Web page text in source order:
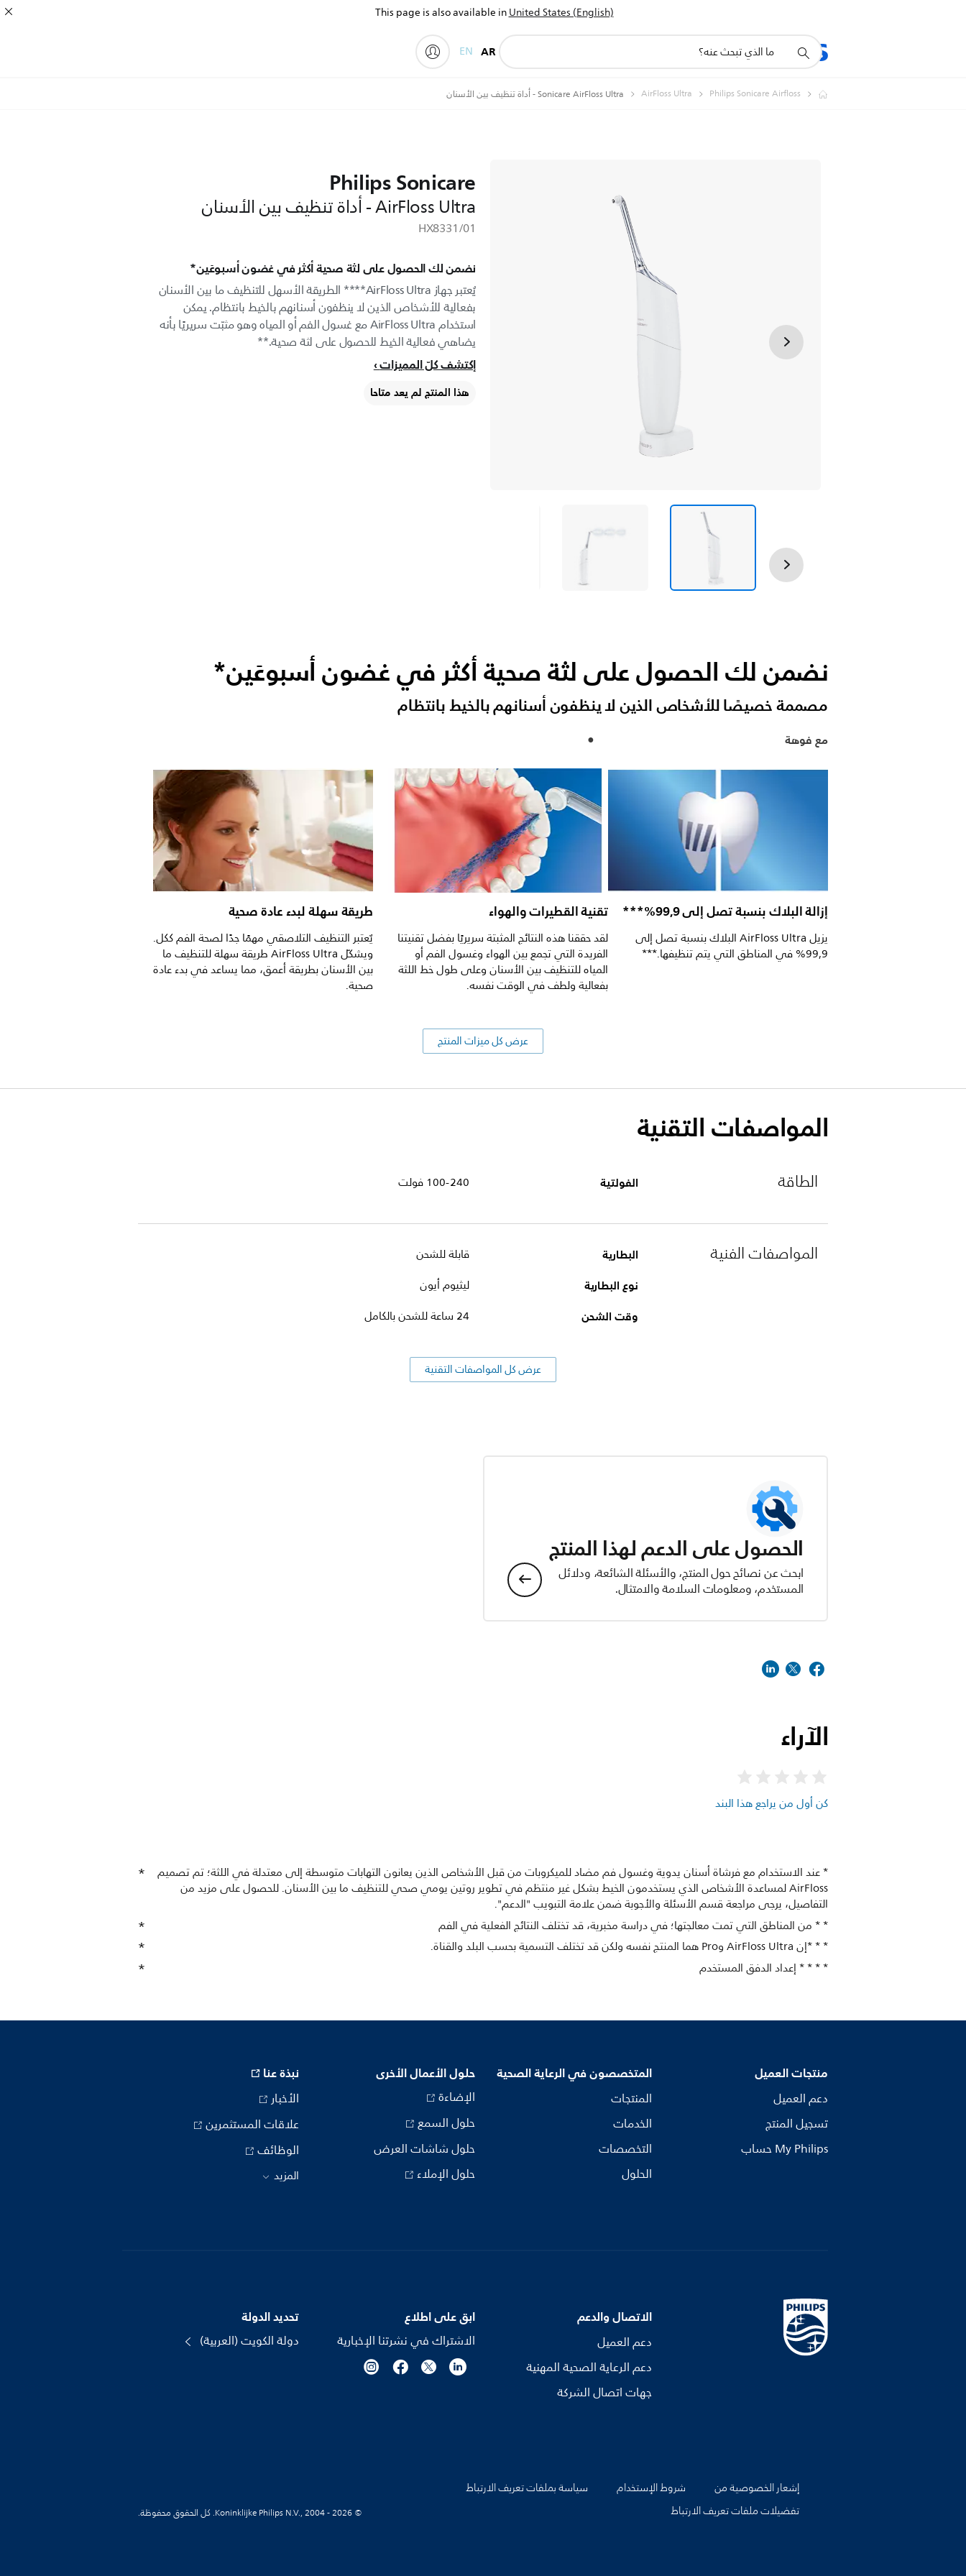
This page is also available inUnited States (English)
المنتجات
أيقونة
دعم
AR
EN
Philips Sonicare Airfloss
AirFloss Ultra Sonicare AirFloss Ultra - أداة تنظيف بين الأسنان
Philips Sonicare
AirFloss Ultra - أداة تنظيف بين الأسنان
HX8331/01
نضمن لك الحصول على لثة صحية أكثر في غضون أسبوعَين*
يُعتبر جهاز AirFloss Ultra**** الطريقة الأسهل للتنظيف ما بين الأسنان
بفعالية للأشخاص الذين لا ينظفون أسنانهم بالخيط بانتظام. يمكن
استخدام AirFloss Ultra مع غسول الفم أو المياه وهو مثبّت سريريًا بأنه
يضاهي فعالية الخيط للحصول على لثة صحية.**
إكتشف كلّ المميزات
هذا المنتج لم يعد متاحا
نضمن لك الحصول على لثة صحية أكثر في غضون أسبوعَين*
مصممة خصيصًا للأشخاص الذين لا ينظفون أسنانهم بالخيط بانتظام
مع فوهة
إزالة البلاك بنسبة تصل إلى 99,9%***
يزيل AirFloss Ultra البلاك بنسبة تصل إلى
99,9% في المناطق التي يتم تنظيفها.***
تقنية القطيرات والهواء
لقد حققنا هذه النتائج المثبتة سريريًا بفضل تقنيتنا
الفريدة التي تجمع بين الهواء وغسول الفم أو
المياه للتنظيف بين الأسنان وعلى طول خط اللثة
بفعالية ولطف في الوقت نفسه.
طريقة سهلة لبدء عادة صحية
يٌعتبر التنظيف التلاصقي مهمًا جدًا لصحة الفم ككل.
ويشكّل AirFloss Ultra طريقة سهلة للتنظيف ما
بين الأسنان بطريقة أعمق، مما يساعد في بدء عادة
صحية.
عرض كل ميزات المنتج
المواصفات التقنية
الطاقة الفولتية 100-240 فولت
المواصفات الفنية البطارية قابلة للشحن
نوع البطارية ليثيوم أيون
وقت الشحن 24 ساعة للشحن بالكامل
عرض كل المواصفات التقنية
الحصول على الدعم لهذا المنتج
ابحث عن نصائح حول المنتج، والأسئلة الشائعة، ودلائل
المستخدم، ومعلومات السلامة والامتثال.
الآراء
كن أول من يراجع هذا البند
* عند الاستخدام مع فرشاة أسنان يدوية وغسول فم مضاد للميكروبات من قبل الأشخاص الذين يعانون التهابات متوسطة إلى معتدلة في اللثة؛ تم تصميم
AirFloss لمساعدة الأشخاص الذي يستخدمون الخيط بشكل غير منتظم في تطوير روتين يومي صحي للتنظيف ما بين الأسنان. للحصول على مزيد من
التفاصيل، يرجى مراجعة قسم الأسئلة والأجوبة ضمن علامة التبويب "الدعم".
* * من المناطق التي تمت معالجتها؛ في دراسة مخبرية، قد تختلف النتائج الفعلية في الفم
* * *إن AirFloss Ultra وPro هما المنتج نفسه ولكن قد تختلف التسمية بحسب البلد والقناة.
* * * * إعداد الدفق المستخدم
منتجات العميل
دعم العميل
تسجيل المنتج
My Philips حساب
المتخصصون في الرعاية الصحية
المنتجات
الخدمات
التخصصات
الحلول
حلول الأعمال الأخرى
الإضاءة
حلول السمع
حلول شاشات العرض
حلول الإملاء
نبذة عنا
الأخبار
علاقات المستثمرين
الوظائف
المزيد
الاتصال والدعم
دعم العميل
دعم الرعاية الصحية المهنية
جهات اتصال الشركة
ابق على اطلاع
الاشتراك في نشرتنا الإخبارية
تحديد الدولة
دولة الكويت (العربية)
إشعار الخصوصية من شروط الإستخدام
سياسة بملفات تعريف الارتباط
تفضيلات ملفات تعريف الارتباط
© Koninklijke Philips N.V., 2004 - 2026. كل الحقوق محفوظة.